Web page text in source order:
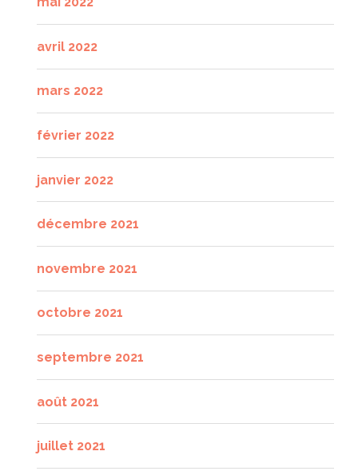
avril 2022
mars 2022
février 2022
janvier 2022
décembre 2021
novembre 2021
octobre 2021
septembre 2021
août 2021
juillet 2021